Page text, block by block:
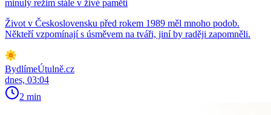
minulý režim stále v živé paměti
Život v Československu před rokem 1989 měl mnoho podob.
Někteří vzpomínají s úsměvem na tváři, jiní by raději zapomněli.
BydlímeÚtulně.cz
dnes, 03:04
2 min